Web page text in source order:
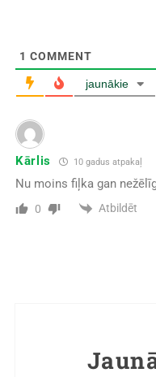
1 COMMENT
jaunākie
Kārlis 10 gadus atpakaļ
Nu moins fiļka gan
0 Atbildēt